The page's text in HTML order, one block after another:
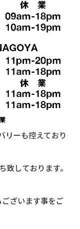
リーも控えており
しております。
ざいます事をご